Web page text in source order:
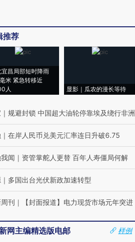
推荐
宜昌局部短时降雨
米 紧急转移近
人
显影｜瓜农的漫长等待
｜ 规避封锁 中国超大油轮停靠埃及绕行非洲
｜ 在岸人民币兑美元汇率连日升破6.75
闻 ｜ 资管掌舵人更替 百年人寿僵局何解
｜ 多国出台光伏新政加速转型
刊 ｜ 【封面报道】电力现货市场元年突进
网主编精选版电邮
样例